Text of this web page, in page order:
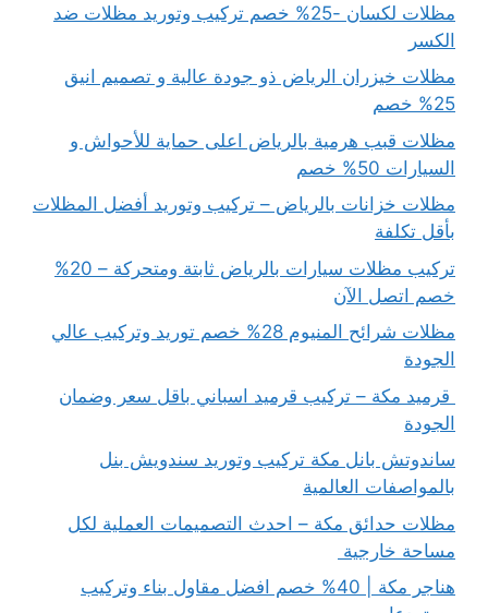
مظلات لكسان -25% خصم تركيب وتوريد مظلات ضد
الكسر
مظلات خيزران الرياض ذو جودة عالية و تصميم انيق
25% خصم
مظلات قبب هرمية بالرياض اعلى حماية للأحواش و
السيارات 50% خصم
مظلات خزانات بالرياض – تركيب وتوريد أفضل المظلات
بأقل تكلفة
تركيب مظلات سيارات بالرياض ثابتة ومتحركة – 20%
خصم اتصل الآن
مظلات شرائح المنيوم 28% خصم توريد وتركيب عالي
الجودة
قرميد مكة – تركيب قرميد اسباني باقل سعر وضمان
الجودة
ساندوتش بانل مكة تركيب وتوريد سندويش بنل
بالمواصفات العالمية
مظلات حدائق مكة – احدث التصميمات العملية لكل
مساحة خارجية
هناجر مكة | 40% خصم افضل مقاول بناء وتركيب